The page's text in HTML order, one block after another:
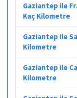
Gaziantep ile
Kaç Kilometre
Gaziantep ile
Kilometre
Gaziantep ile
Kilometre